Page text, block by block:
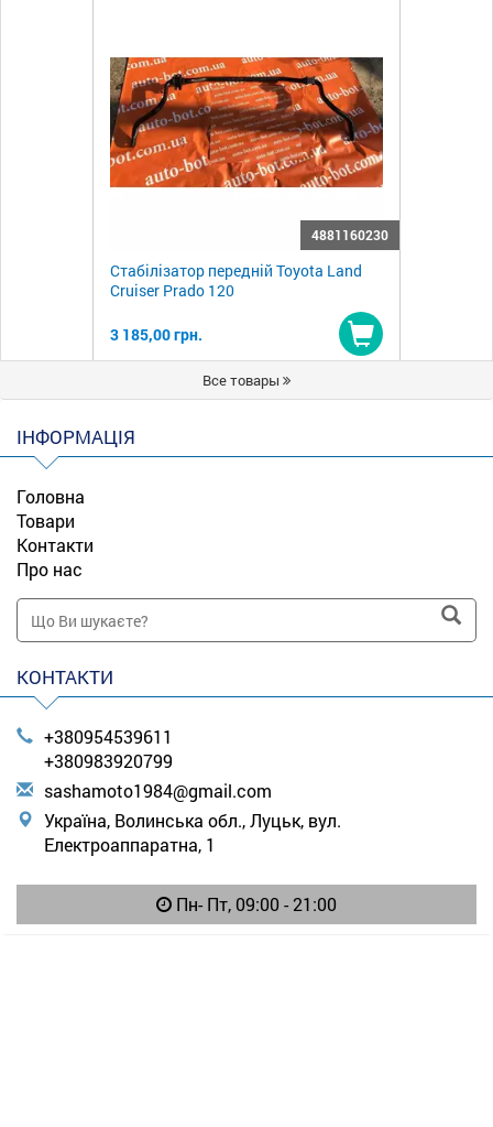
4881160230
Стабілізатор передній Toyota Land
Cruiser Prado 120
3 185,00 грн.
Купити
Все товары
ІНФОРМАЦІЯ
Головна
Товари
Контакти
Про нас
КОНТАКТИ
+380954539611
+380983920799
sashamoto1984@gmail.com
Україна, Волинська обл., Луцьк, вул.
Електроаппаратна, 1
Пн- Пт, 09:00 - 21:00